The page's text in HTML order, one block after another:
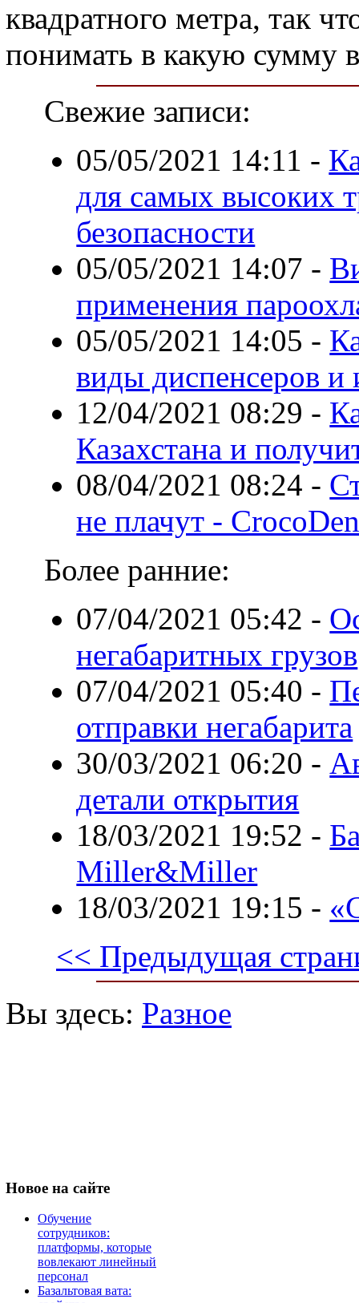
квадратного метра, так
понимать в какую сумму
Свежие записи:
05/05/2021 14:11 -
для самых высоких
безопасности
05/05/2021 14:07 -
применения
05/05/2021 14:05 -
виды диспенсеров и
12/04/2021 08:29 -
Казахстана и
08/04/2021 08:24 -
не плачут -
Более ранние:
07/04/2021 05:42 -
негабаритных грузов
07/04/2021 05:40 -
отправки негабарита
30/03/2021 06:20 -
детали открытия
18/03/2021 19:52 -
Miller&Miller
18/03/2021 19:15 -
<< Предыдущая
Вы здесь: Разное
Новое на сайте
Обучение
сотрудников:
платформы, которые
вовлекают линейный
персонал
Базальтовая вата: